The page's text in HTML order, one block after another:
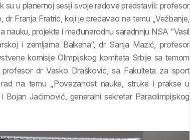
u planernoj sesiji svoje radove predstavili: profesor
Franja Fratrić, koji je predavao na temu „Vežbanje,
nauku, projekte i međunarodnu saradnnju NSA “Vasil
i zemljama Balkana“, dr Sanja Mazić, profesor
komisije Olimpijskog komiteta Srbije sa temom
dr Vasko Drašković, sa Fakulteta za sport
na temu „Povezanost nauke, struke i prakse u
Jaćimović, generalni sekretar Paraolimpijskog